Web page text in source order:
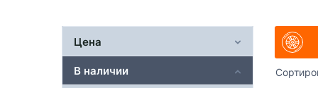
Цена
В наличии